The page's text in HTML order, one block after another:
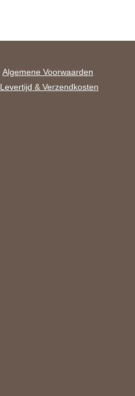
Algemene Voorwaarden
Levertijd & Verzendkosten